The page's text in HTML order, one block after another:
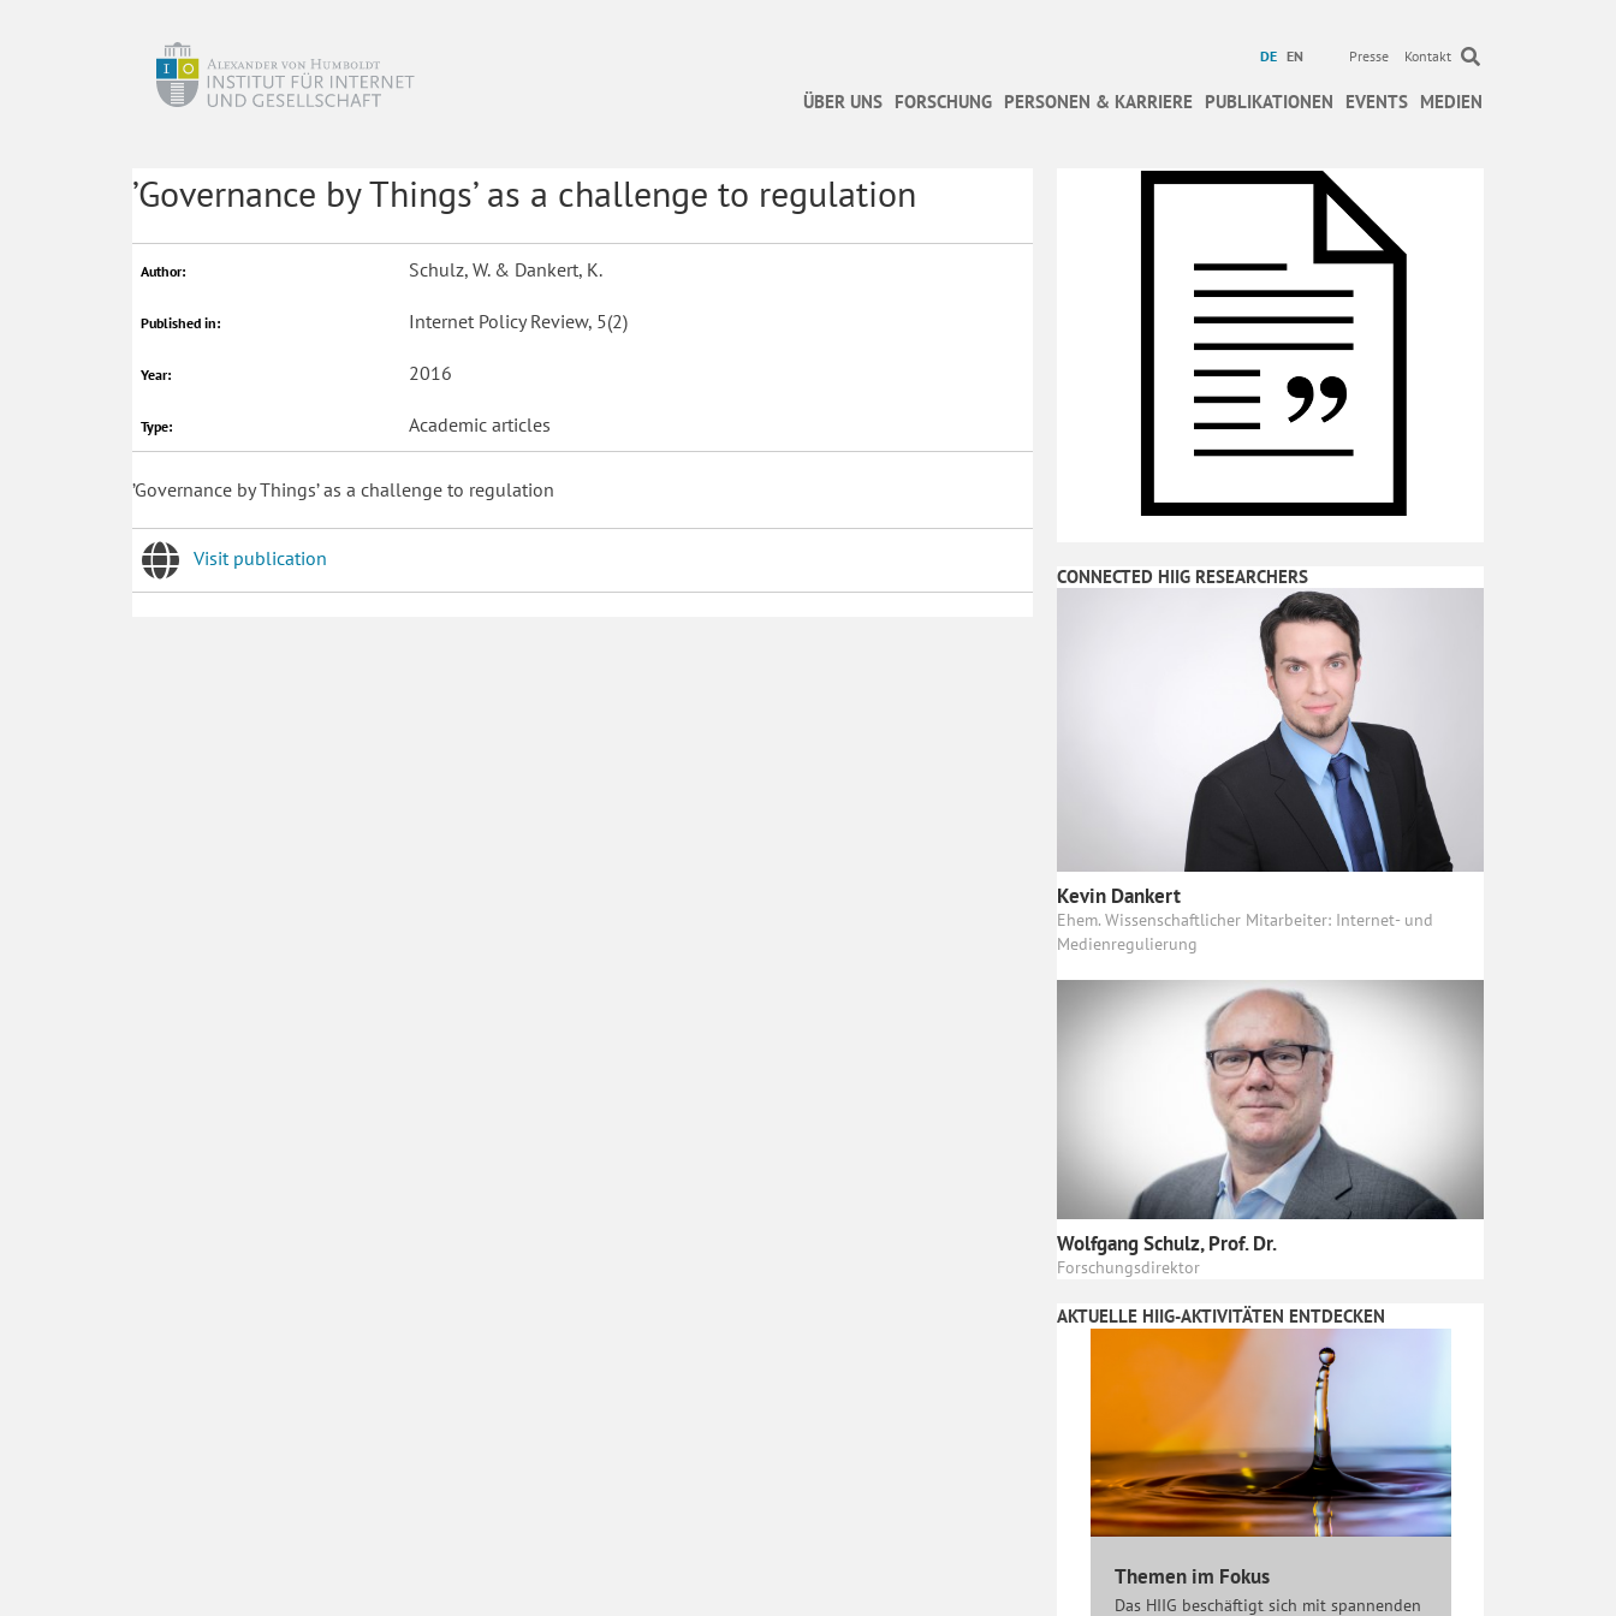
DE EN Presse Kontakt
ÜBER UNS FORSCHUNG PERSONEN & KARRIERE PUBLIKATIONEN EVENTS MEDIEN
’Governance by Things’ as a challenge to regulation
Author: Schulz, W. & Dankert, K.
Published in: Internet Policy Review, 5(2)
Year: 2016
Type: Academic articles
’Governance by Things’ as a challenge to regulation
Visit publication
CONNECTED HIIG RESEARCHERS
Kevin Dankert
Ehem. Wissenschaftlicher Mitarbeiter: Internet- und
Medienregulierung
Wolfgang Schulz, Prof. Dr.
Forschungsdirektor
AKTUELLE HIIG-AKTIVITÄTEN ENTDECKEN
Themen im Fokus
Das HIIG beschäftigt sich mit spannenden